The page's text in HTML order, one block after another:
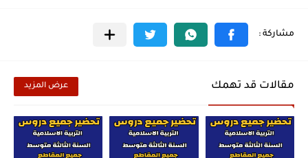
مقالات قد تهمك عرض المزيد